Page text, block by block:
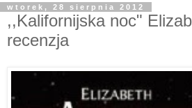
wtorek, 28 sierpnia 2012
,,Kalifornijska noc"
recenzja